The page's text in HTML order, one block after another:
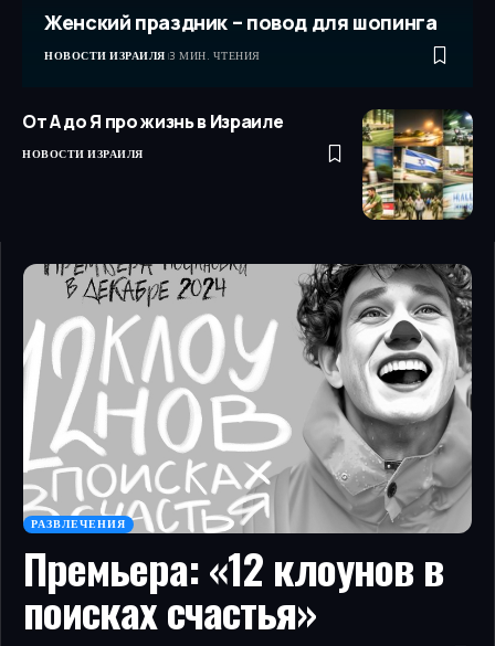
Женский праздник – повод для шопинга
НОВОСТИ ИЗРАИЛЯ 3 МИН. ЧТЕНИЯ
От А до Я про жизнь в Израиле
НОВОСТИ ИЗРАИЛЯ
РАЗВЛЕЧЕНИЯ
Премьера: «12 клоунов в
поисках счастья»